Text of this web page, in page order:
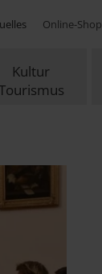
Online-Shop
Kultur